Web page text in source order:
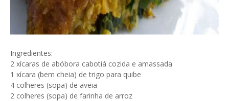
Ingredientes:
2 xícaras de abóbora cabotiá cozida e amassada
1 xícara (bem cheia) de trigo para quibe
4 colheres (sopa) de aveia
2 colheres (sopa) de farinha de arroz